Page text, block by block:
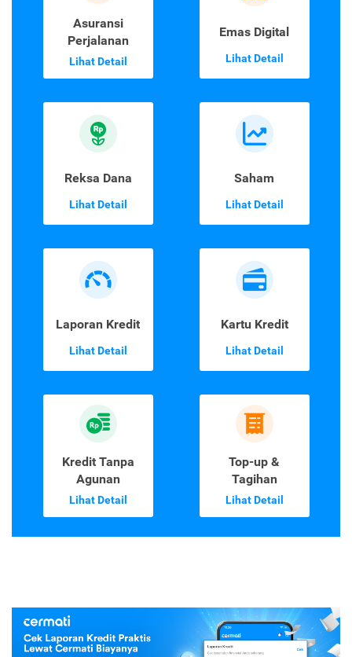
Asuransi
Perjalanan
Lihat Detail
Emas Digital
Lihat Detail
Reksa Dana
Lihat Detail
Saham
Lihat Detail
Laporan Kredit
Lihat Detail
Kartu Kredit
Lihat Detail
Kredit Tanpa
Agunan
Lihat Detail
Top-up &
Tagihan
Lihat Detail